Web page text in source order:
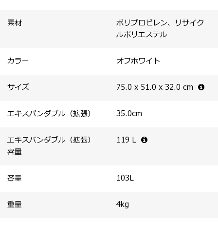
素材
ポリプロピレン、リサイク
ルポリエステル
カラー オフホワイト
サイズ 75.0 x 51.0 x 32.0 cm
エキスパンダブル（拡張） 35.0cm
エキスパンダブル（拡張）
容量
119 L
容量 103L
重量 4kg